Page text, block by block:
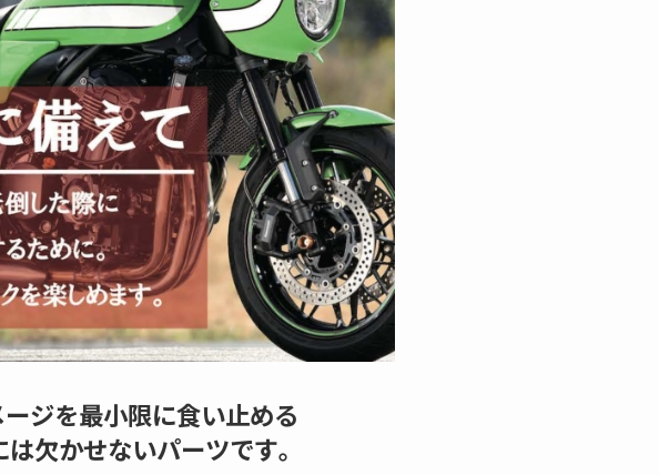
ジを最小限に食い止める
欠かせないパーツです｡